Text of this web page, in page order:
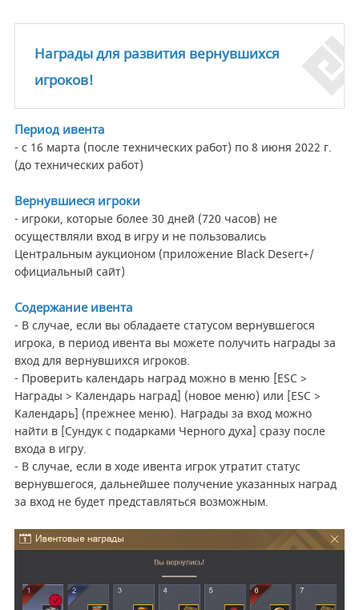
Награды для развития вернувшихся
игроков!
Период ивента
- с 16 марта (после технических работ) по 8 июня 2022 г.
(до технических работ)
Вернувшиеся игроки
- игроки, которые более 30 дней (720 часов) не
осуществляли вход в игру и не пользовались
Центральным аукционом (приложение Black Desert+/
официальный сайт)
Содержание ивента
- В случае, если вы обладаете статусом вернувшегося
игрока, в период ивента вы можете получить награды за
вход для вернувшихся игроков.
- Проверить календарь наград можно в меню [ESC >
Награды > Календарь наград] (новое меню) или [ESC >
Календарь] (прежнее меню). Награды за вход можно
найти в [Сундук с подарками Черного духа] сразу после
входа в игру.
- В случае, если в ходе ивента игрок утратит статус
вернувшегося, дальнейшее получение указанных наград
за вход не будет представляться возможным.